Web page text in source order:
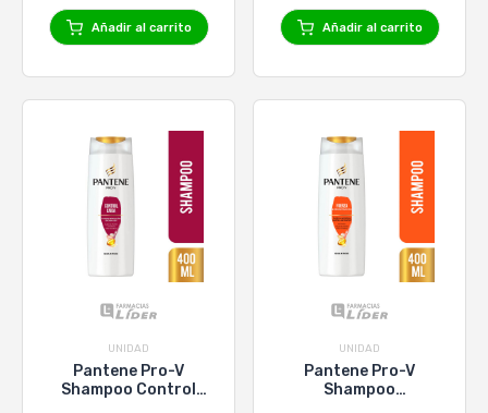
Añadir al carrito Añadir al carrito
UNIDAD
Pantene Pro-V
Shampoo Control
UNIDAD
Pantene Pro-V
Shampoo